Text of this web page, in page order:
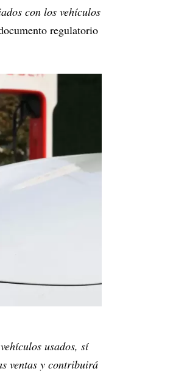
con los vehículos
regulatorio
usados, sí
ventas y contribuirá